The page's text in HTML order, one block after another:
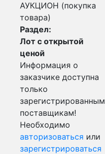
АУКЦИОН (покупка
товара)
Раздел:
Лот с открытой
ценой
Информация о
заказчике доступна
только
зарегистрированным
поставщикам!
Необходимо
авторизоваться или
зарегистрироваться